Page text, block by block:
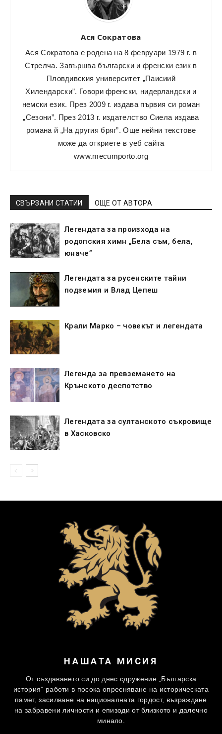
Ася Сократова
Ася Сократова е родена на 8 февруари 1979 г. в
Стрелча. Завършва български и френски език в
Пловдивския университет „Паисиий
Хилендарски”. Говори френски, нидерландски и
немски език. През 2009 г. издава първия си роман
„Сезони”. През 2013 г. издателство Сиела издава
романа й „На другия бряг”. Още нейни текстове
може да откриете в уеб сайта
www.mecumporto.org
СВЪРЗАНИ СТАТИИ ОЩЕ ОТ АВТОРА
Легендата за произхода на
родопския химн „Бела съм, бела,
юначе”
Легендата за русенските тайни
подземия и Влад Цепеш
Крали Марко – човекът и легендата
Легенда за превземането на
Крънското деспотство
Легендата за султанското съкровище
в Хасковско
НАШАТА МИСИЯ
От създаването си до днес сдружение „Българска
история” работи в посока опресняване на историческата
памет, засилване на националната гордост, възраждане
на забравени личности и епизоди от близкото и далечно
минало.